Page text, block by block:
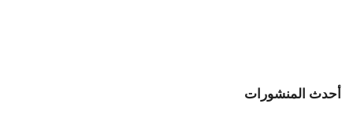
أحدث المنشورات